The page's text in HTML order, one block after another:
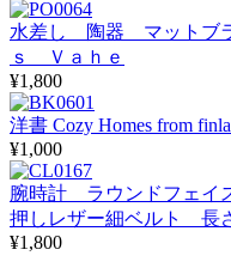
水差し 陶器 マットブ
ｓ Ｖａｈｅ
¥1,800
洋書 Cozy Homes from
¥1,000
腕時計 ラウンドフェイ
押しレザー細ベルト 長
¥1,800